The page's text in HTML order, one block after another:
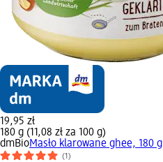
19,95 zł
180 g (11,08 zł za 100 g)
dmBioMasło klarowane ghee, 180 g
(1)